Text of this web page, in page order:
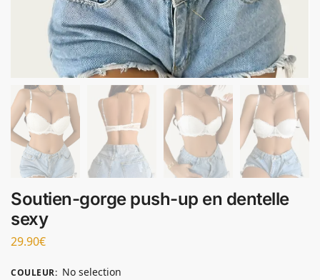
Soutien-gorge push-up en dentelle
sexy
29.90€
COULEUR: No selection